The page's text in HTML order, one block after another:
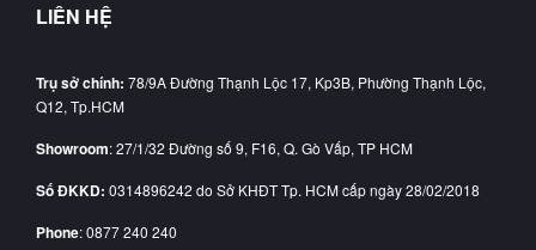
LIÊN HỆ
Trụ sở chính: 78/9A Đường Thạnh Lộc 17, Kp3B, Phường Thạnh Lộc,
Q12, Tp.HCM
Showroom: 27/1/32 Đường số 9, F16, Q. Gò Vấp, TP HCM
Số ĐKKD: 0314896242 do Sở KHĐT Tp. HCM cấp ngày 28/02/2018
Phone: 0877 240 240